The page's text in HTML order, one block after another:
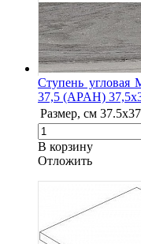
Ступень угловая
37,5 (APAH)
Размер, см
В корзину
Oтложить